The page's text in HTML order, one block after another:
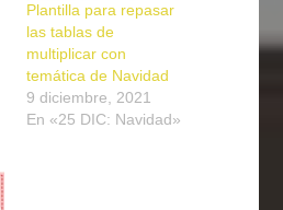
Plantilla para repasar
las tablas de
multiplicar con
temática de Navidad
9 diciembre, 2021
En «25 DIC: Navidad»